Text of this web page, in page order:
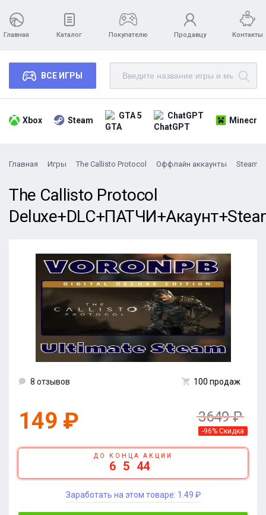
Главная Каталог Покупателю Продавцу Контакты
ВСЕ ИГРЫ
Xbox Steam GTA 5 ChatGPT
Главная Игры The Callisto Protocol Оффлайн аккаунты Steam
The Callisto Protocol
8 отзывов 100 продаж
149 ₽ 3649 ₽
-96% Скидка
ДО КОНЦА АКЦИИ
6 5 44
Заработать на этом товаре: 1.49 ₽